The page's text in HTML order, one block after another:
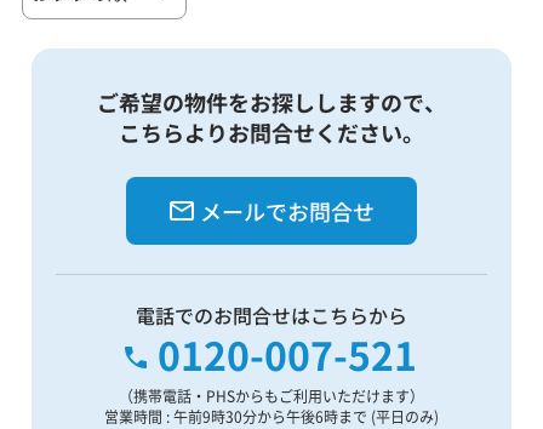
ご希望の物件をお探ししますので、
こちらよりお問合せください。
メールでお問合せ
電話でのお問合せはこちらから
0120-007-521
（携帯電話・PHSからもご利用いただけます）
営業時間 : 午前9時30分から午後6時まで (平日のみ)